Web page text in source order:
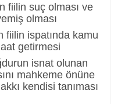
fiilin suç olması ve
olması
fiilin ispatında kamu
getirmesi
isnat olunan
mahkeme önüne
kendisi tanıması